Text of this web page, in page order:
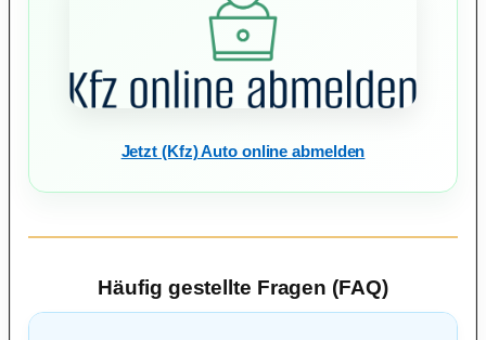
Jetzt (Kfz) Auto online abmelden
Häufig gestellte Fragen (FAQ)